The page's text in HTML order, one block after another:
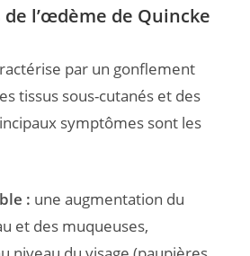
l’œdème de Quincke
par un gonflement
tissus sous-cutanés et des
symptômes sont les
: une augmentation du
et des muqueuses,